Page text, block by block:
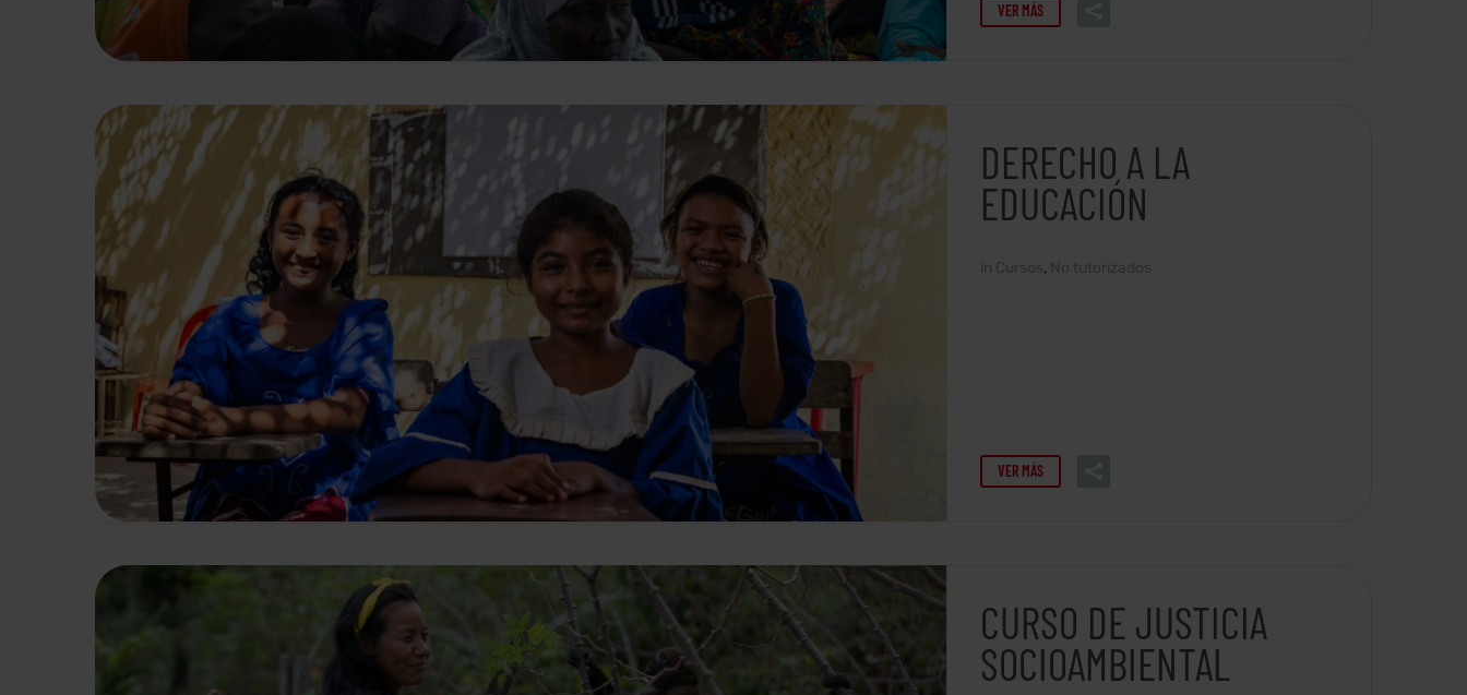
VER MÁS
DERECHO A LA
EDUCACIÓN
in Cursos, No tutorizados
VER MÁS
CURSO DE JUSTICIA
SOCIOAMBIENTAL